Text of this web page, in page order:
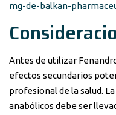
mg-de-balkan-
Antes de utilizar
efectos secundarios
profesional de la salud.
anabólicos debe ser